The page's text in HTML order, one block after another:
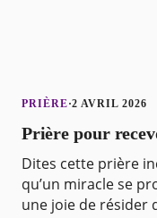
PRIÈRE·2 AVRIL 2026
Prière pour
Dites cette prière
qu’un miracle se
une joie de résider